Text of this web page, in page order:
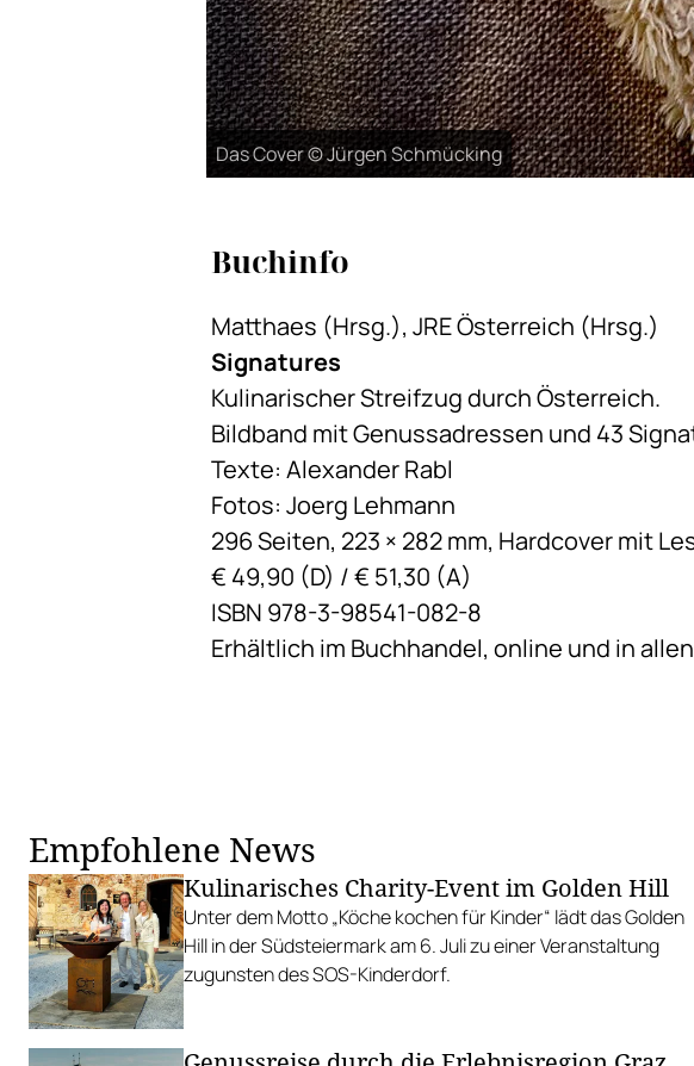
Das Cover © Jürgen Schmücking
Buchinfo
Matthaes (Hrsg.), JRE Österreich (Hrsg.)
Signatures
Kulinarischer Streifzug durch Österreich.
Bildband mit Genussadressen und 43
Texte: Alexander Rabl
Fotos: Joerg Lehmann
296 Seiten, 223 × 282 mm, Hardcover mit
€ 49,90 (D) / € 51,30 (A)
ISBN 978-3-98541-082-8
Erhältlich im Buchhandel, online und in
Empfohlene News
Kulinarisches Charity-Event im Golden Hill
Unter dem Motto „Köche kochen für Kinder“ lädt das Golden
Hill in der Südsteiermark am 6. Juli zu einer Veranstaltung
zugunsten des SOS-Kinderdorf.